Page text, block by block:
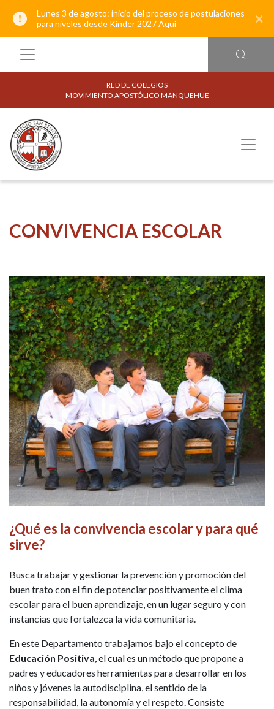
Lunes 3 de agosto: inicio del proceso de postulaciones
para niveles desde Kínder 2027Aquí ×
RED DE COLEGIOS
MOVIMIENTO APOSTÓLICO MANQUEHUE
CONVIVENCIA ESCOLAR
¿Qué es la convivencia escolar y para qué
sirve?
Busca trabajar y gestionar la prevención y promoción del
buen trato con el fin de potenciar positivamente el clima
escolar para el buen aprendizaje, en un lugar seguro y con
instancias que fortalezca la vida comunitaria.
En este Departamento trabajamos bajo el concepto de
Educación Positiva, el cual es un método que propone a
padres y educadores herramientas para desarrollar en los
niños y jóvenes la autodisciplina, el sentido de la
responsabilidad, la autonomía y el respeto. Consiste